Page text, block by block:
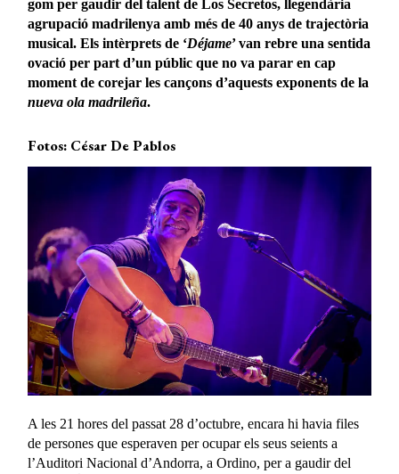
gom per gaudir del talent de Los Secretos, llegendària
agrupació madrilenya amb més de 40 anys de trajectòria
musical. Els intèrprets de ‘Déjame’ van rebre una sentida
ovació per part d’un públic que no va parar en cap
moment de corejar les cançons d’aquests exponents de la
nueva ola madrileña.
Fotos: César De Pablos
A les 21 hores del passat 28 d’octubre, encara hi havia files
de persones que esperaven per ocupar els seus seients a
l’Auditori Nacional d’Andorra, a Ordino, per a gaudir del